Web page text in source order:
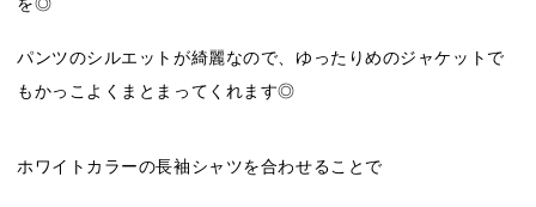
パンツのシルエットが綺麗なので、ゆったりめのジャケットで
もかっこよくまとまってくれます◎
ホワイトカラーの長袖シャツを合わせることで